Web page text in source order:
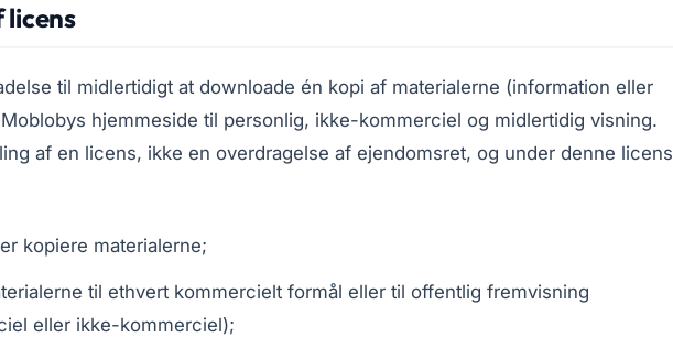
licens
til midlertidigt at downloade én kopi af materialerne (information eller
hjemmeside til personlig, ikke-kommerciel og midlertidig visning.
af en licens, ikke en overdragelse af ejendomsret, og under denne licens
kopiere materialerne;
til ethvert kommercielt formål eller til offentlig fremvisning
eller ikke-kommerciel);